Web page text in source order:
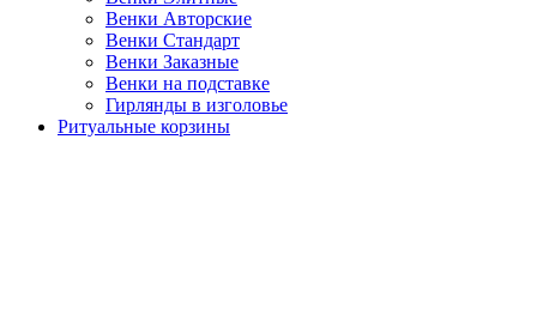
Венки Авторские
Венки Стандарт
Венки Заказные
Венки на подставке
Гирлянды в изголовье
Ритуальные корзины